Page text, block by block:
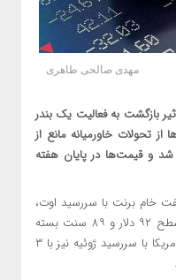
مهدی صالحی طاهری
بازگشت به فعالیت یک بندر
تحولات خاورمیانه مانع از
شد و قیمت‌ها در پایان هفته
خام برنت با سررسید اوت،
روز جمعه ۲.۳ درصد کاهش یافت و در سطح ۹۲ دلار و ۸۹ سنت بسته
شد. نفت خام وست تگزاس اینترمدیت آمریکا با سررسید ژوئیه نیز با ۳